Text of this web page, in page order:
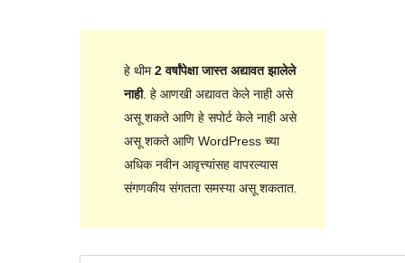
हे थीम2 वर्षांपेक्षा जास्त अद्यावत झालेले
नाही. हे आणखी अद्यावत केले नाही असे
असू शकते आणि हे सपोर्ट केले नाही असे
असू शकते आणि WordPress च्या
अधिक नवीन आवृत्त्यांसह वापरल्यास
संगणकीय संगतता समस्या असू शकतात.